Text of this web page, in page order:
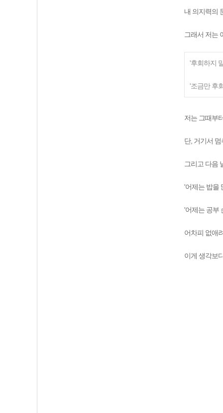
내 의지력의
그래서 저는
'후회하지
'조금만 후
저는 그때부
단, 거기서
그리고 다음
'어제는 밥을
'어제는 공부
어차피 없애
이게 생각보